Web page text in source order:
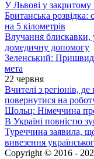
У Львові у
Британська
на 5 кілометрів
Влучання блискавки,
домедичну допомогу
Зеленський:
мета
22 червня
Вчителі з регіонів,
повернутися на
Шольц: Німеччина
В Україні повністю
Туреччина заявила,
вивезення
Copyright © 2016 -